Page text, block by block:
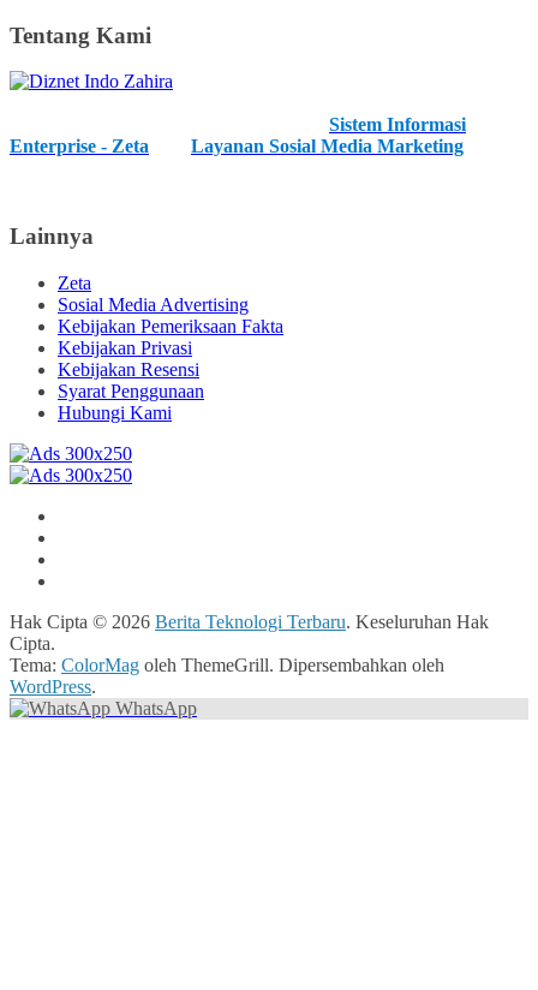
Tentang Kami
Sistem Informasi
Enterprise - Zeta
Layanan Sosial Media Marketing
Lainnya
Zeta
Sosial Media Advertising
Kebijakan Pemeriksaan Fakta
Kebijakan Privasi
Kebijakan Resensi
Syarat Penggunaan
Hubungi Kami
Hak Cipta © 2026 Berita Teknologi Terbaru. Keseluruhan Hak
Cipta.
Tema: ColorMag oleh ThemeGrill. Dipersembahkan oleh
WordPress.
WhatsApp